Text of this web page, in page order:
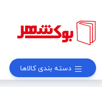
دسته بندی کالاها